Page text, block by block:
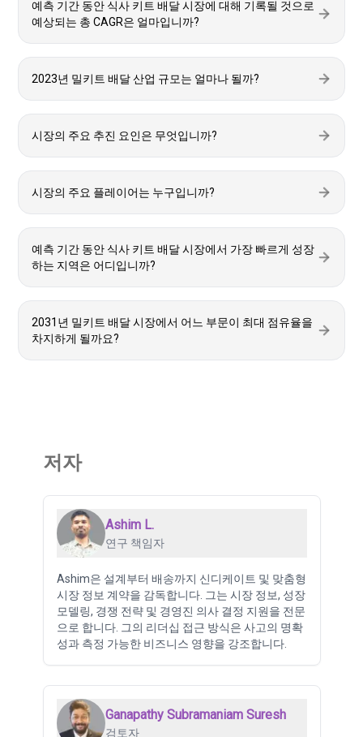
예측 기간 동안 식사 키트 배달 시장에 대해 기록될 것으로
예상되는 총 CAGR은 얼마입니까?
2023년 밀키트 배달 산업 규모는 얼마나 될까?
시장의 주요 추진 요인은 무엇입니까?
시장의 주요 플레이어는 누구입니까?
예측 기간 동안 식사 키트 배달 시장에서 가장 빠르게 성장
하는 지역은 어디입니까?
2031년 밀키트 배달 시장에서 어느 부문이 최대 점유율을
차지하게 될까요?
저자
Ashim L.
연구 책임자
Ashim은 설계부터 배송까지 신디케이트 및 맞춤형
시장 정보 계약을 감독합니다. 그는 시장 정보, 성장
모델링, 경쟁 전략 및 경영진 의사 결정 지원을 전문
으로 합니다. 그의 리더십 접근 방식은 사고의 명확
성과 측정 가능한 비즈니스 영향을 강조합니다.
Ganapathy Subramaniam Suresh
검토자